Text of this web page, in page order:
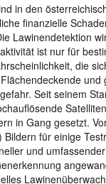
in den
finanzielle
Lawinendetektion
ist nur für
die
Seit seinem
in Gang gesetzt.
Bildern für einige
und